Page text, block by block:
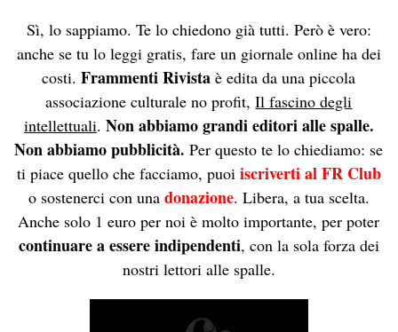
Sì, lo sappiamo. Te lo chiedono già tutti. Però è vero:
anche se tu lo leggi gratis, fare un giornale online ha dei
costi.Frammenti Rivistaè edita da una piccola
associazione culturale no profit,Il fascino degli
intellettuali. Non abbiamo grandi editori alle spalle.
Non abbiamo pubblicità. Per questo te lo chiediamo: se
ti piace quello che facciamo, puoi iscriverti al FR Club
o sostenerci con una donazione. Libera, a tua scelta.
Anche solo 1 euro per noi è molto importante, per poter
continuare a essere indipendenti, con la sola forza dei
nostri lettori alle spalle.